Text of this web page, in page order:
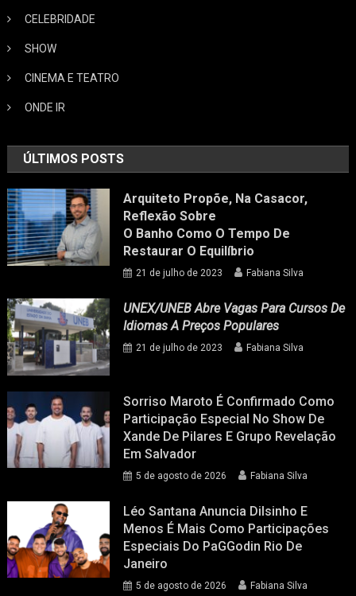
CELEBRIDADE
SHOW
CINEMA E TEATRO
ONDE IR
ÚLTIMOS POSTS
Arquiteto Propõe, Na Casacor,
Reflexão Sobre
O Banho Como O Tempo De
Restaurar O Equilíbrio
21 de julho de 2023 Fabiana Silva
UNEX/UNEB Abre Vagas Para Cursos De
Idiomas A Preços Populares
21 de julho de 2023 Fabiana Silva
Sorriso Maroto É Confirmado Como
Participação Especial No Show De
Xande De Pilares E Grupo Revelação
Em Salvador
5 de agosto de 2026 Fabiana Silva
Léo Santana Anuncia Dilsinho E
Menos É Mais Como Participações
Especiais Do PaGGodin Rio De
Janeiro
5 de agosto de 2026 Fabiana Silva